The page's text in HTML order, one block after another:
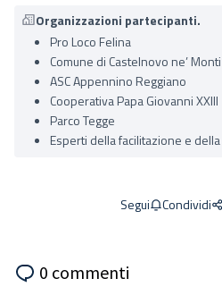
Organizzazioni partecipanti.
Pro Loco Felina
Comune di Castelnovo ne’ Monti
ASC Appennino Reggiano
Cooperativa Papa Giovanni XXIII
Parco Tegge
Esperti della facilitazione e
Segui Condividi
0 commenti